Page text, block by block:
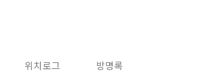
위치로그 방명록